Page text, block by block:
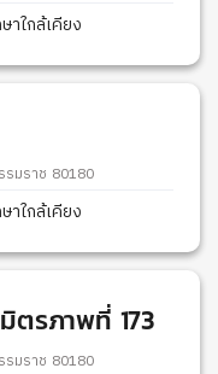
าใกล้เคียง
รมราช 80180
าใกล้เคียง
ตรภาพที่ 173
รมราช 80180